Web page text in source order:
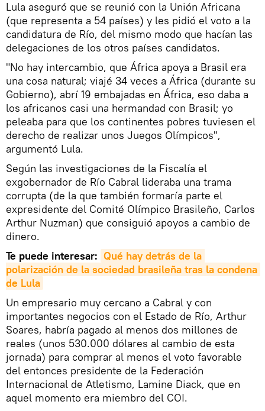
Lula aseguró que se reunió con la Unión Africana
(que representa a 54 países) y les pidió el voto a la
candidatura de Río, del mismo modo que hacían las
delegaciones de los otros países candidatos.
"No hay intercambio, que África apoya a Brasil era
una cosa natural; viajé 34 veces a África (durante su
Gobierno), abrí 19 embajadas en África, eso daba a
los africanos casi una hermandad con Brasil; yo
peleaba para que los continentes pobres tuviesen el
derecho de realizar unos Juegos Olímpicos",
argumentó Lula.
Según las investigaciones de la Fiscalía el
exgobernador de Río Cabral lideraba una trama
corrupta (de la que también formaría parte el
expresidente del Comité Olímpico Brasileño, Carlos
Arthur Nuzman) que consiguió apoyos a cambio de
dinero.
Te puede interesar: Qué hay detrás de la
polarización de la sociedad brasileña tras la condena
de Lula
Un empresario muy cercano a Cabral y con
importantes negocios con el Estado de Río, Arthur
Soares, habría pagado al menos dos millones de
reales (unos 530.000 dólares al cambio de esta
jornada) para comprar al menos el voto favorable
del entonces presidente de la Federación
Internacional de Atletismo, Lamine Diack, que en
aquel momento era miembro del COI.